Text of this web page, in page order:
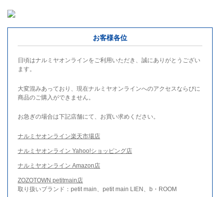
お客様各位
日頃はナルミヤオンラインをご利用いただき、誠にありがとうござい
ます。
大変混みあっており、現在ナルミヤオンラインへのアクセスならびに
商品のご購入ができません。
お急ぎの場合は下記店舗にて、お買い求めください。
ナルミヤオンライン楽天市場店
ナルミヤオンライン Yahoo!ショッピング店
ナルミヤオンライン Amazon店
ZOZOTOWN petitmain店
取り扱いブランド：petit main、petit main LIEN、b・ROOM